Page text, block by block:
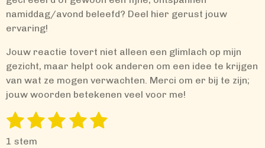
namiddag/avond beleefd? Deel hier gerust jouw
ervaring!
Jouw reactie tovert niet alleen een glimlach op mijn
gezicht, maar helpt ook anderen om een idee te krijgen
van wat ze mogen verwachten. Merci om er bij te zijn;
jouw woorden betekenen veel voor me!
R
a
1
s
2
s
3 4 5
S
1 stem